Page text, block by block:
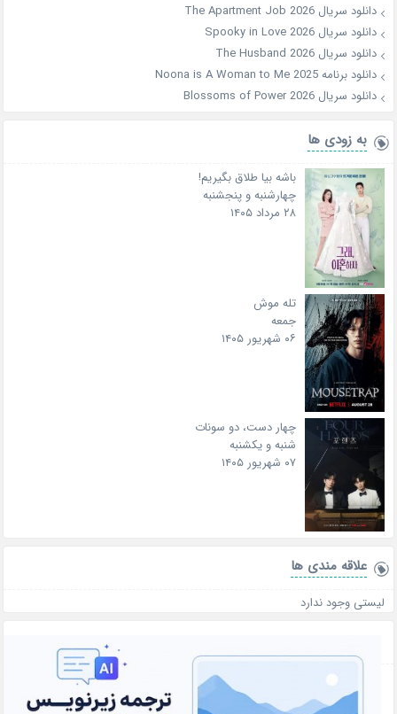
دانلود سریال The Apartment Job 2026
دانلود سریال Spooky in Love 2026
دانلود سریال The Husband 2026
دانلود برنامه Noona is A Woman to Me 2025
دانلود سریال Blossoms of Power 2026
به زودی ها
باشه بیا طلاق بگیریم!
چهارشنبه و پنجشنبه
۲۸ مرداد ۱۴۰۵
تله موش
جمعه
۰۶ شهریور ۱۴۰۵
چهار دست، دو سونات
شنبه و یکشنبه
۰۷ شهریور ۱۴۰۵
علاقه‌ مندی ها
لیستی وجود ندارد